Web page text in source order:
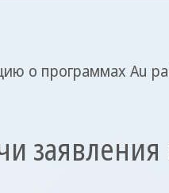
о программах Au